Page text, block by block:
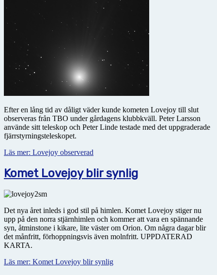
Efter en lång tid av dåligt väder kunde kometen Lovejoy till slut
observeras från TBO under gårdagens klubbkväll. Peter Larsson
använde sitt teleskop och Peter Linde testade med det uppgraderade
fjärrstyrningsteleskopet.
Läs mer: Lovejoy observerad
Komet Lovejoy blir synlig
Det nya året inleds i god stil på himlen. Komet Lovejoy stiger nu
upp på den norra stjärnhimlen och kommer att vara en spännande
syn, åtminstone i kikare, lite väster om Orion. Om några dagar blir
det månfritt, förhoppningsvis även molnfritt. UPPDATERAD
KARTA.
Läs mer: Komet Lovejoy blir synlig